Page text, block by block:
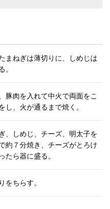
まねぎは薄切りに、しめじは
。
豚肉を入れて中火で両面をこ
し、火が通るまで焼く。
、しめじ、チーズ、明太子を
約７分焼き、チーズがとろけ
たら器に盛る。
をちらす。